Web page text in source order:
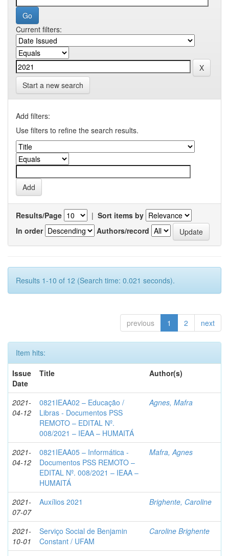
Current filters:
Start a new search
Add filters:
Use filters to refine the search results.
Results/Page | Sort items by
In order
Authors/record
Results 1-10 of 12 (Search time: 0.021 seconds).
previous 1 2 next
Item hits:
Issue
Date
Title Author(s)
2021-
04-12
0821IEAA02 – Educação /
Libras - Documentos PSS
REMOTO – EDITAL Nº.
008/2021 – IEAA – HUMAITÁ
Agnes, Mafra
2021-
04-12
0821IEAA05 – Informática -
Documentos PSS REMOTO –
EDITAL Nº. 008/2021 – IEAA –
HUMAITÁ
Mafra, Agnes
2021-
07-07
Auxílios 2021 Brighente, Caroline
2021-
10-01
Serviço Social de Benjamin
Constant / UFAM
Caroline Brighente